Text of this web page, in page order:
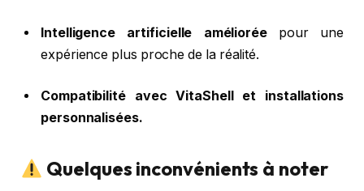
Intelligence artificielle amélioréepour une
expérience plus proche de la réalité.
Compatibilité avec VitaShell et installations
personnalisées.
Quelques inconvénients à noter